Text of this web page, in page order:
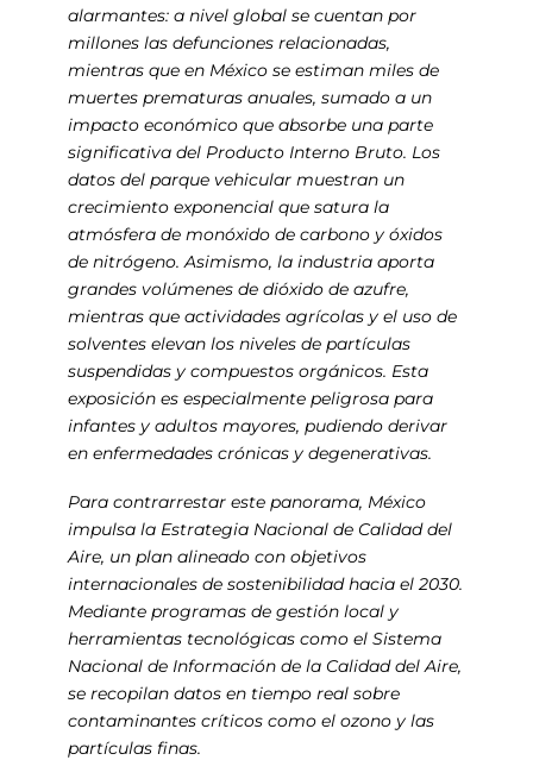
alarmantes: a nivel global se cuentan por
millones las defunciones relacionadas,
mientras que en México se estiman miles de
muertes prematuras anuales, sumado a un
impacto económico que absorbe una parte
significativa del Producto Interno Bruto. Los
datos del parque vehicular muestran un
crecimiento exponencial que satura la
atmósfera de monóxido de carbono y óxidos
de nitrógeno. Asimismo, la industria aporta
grandes volúmenes de dióxido de azufre,
mientras que actividades agrícolas y el uso de
solventes elevan los niveles de partículas
suspendidas y compuestos orgánicos. Esta
exposición es especialmente peligrosa para
infantes y adultos mayores, pudiendo derivar
en enfermedades crónicas y degenerativas.
Para contrarrestar este panorama, México
impulsa la Estrategia Nacional de Calidad del
Aire, un plan alineado con objetivos
internacionales de sostenibilidad hacia el 2030.
Mediante programas de gestión local y
herramientas tecnológicas como el Sistema
Nacional de Información de la Calidad del Aire,
se recopilan datos en tiempo real sobre
contaminantes críticos como el ozono y las
partículas finas.